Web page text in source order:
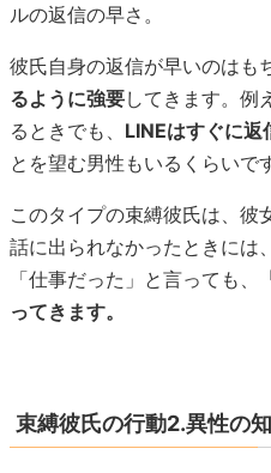
ルの返信の早さ。
彼氏自身の返信が早いのはも
るように強要してきます。例
るときでも、 LINEはすぐに返
とを望む男性もいるくらいで
このタイプの束縛彼氏は、彼
話に出られなかったときには
「仕事だった」と言っても、
ってきます。
束縛彼氏の行動2.異性の